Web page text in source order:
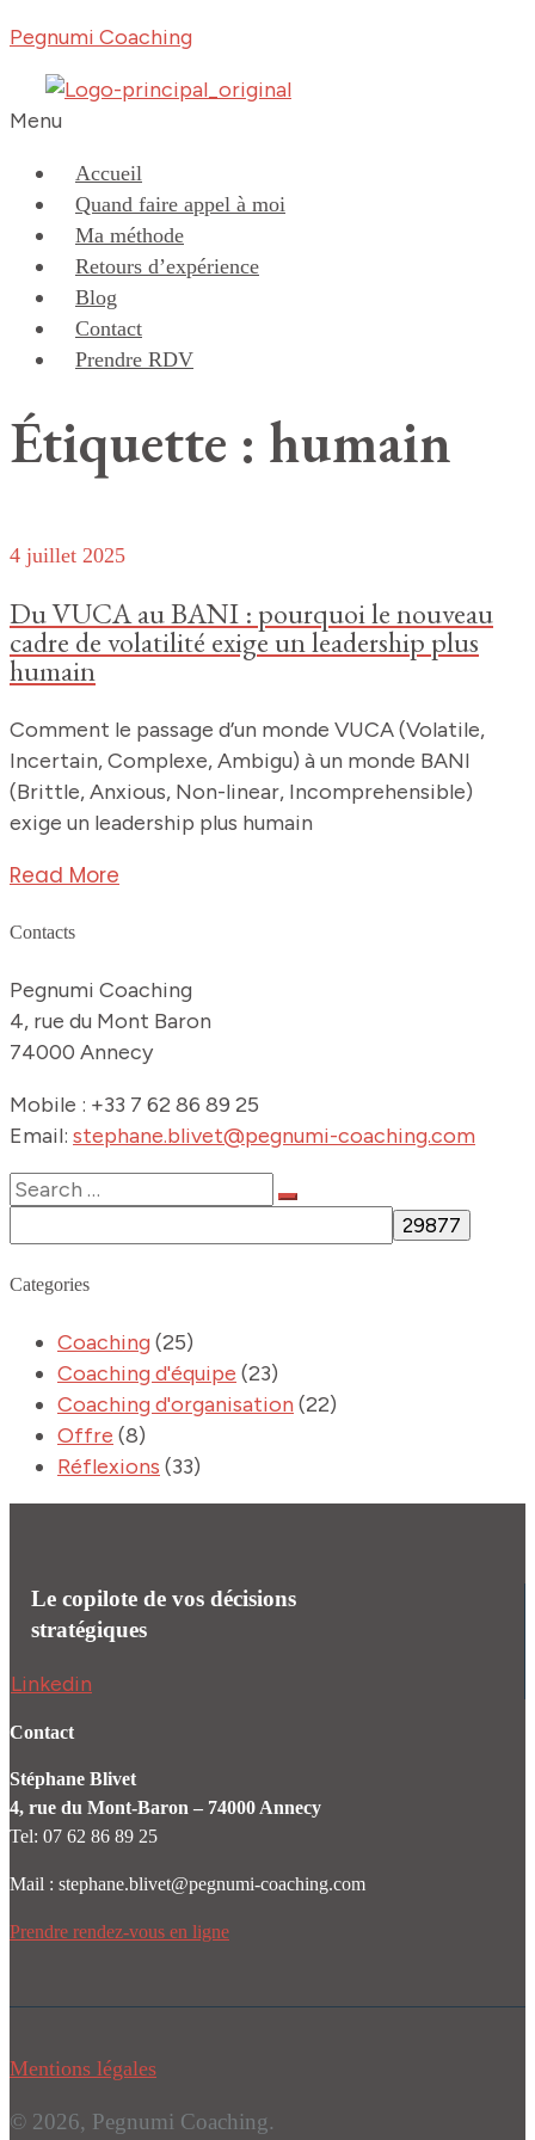
Pegnumi Coaching
Menu
Accueil
Quand faire appel à moi
Ma méthode
Retours d’expérience
Blog
Contact
Prendre RDV
Étiquette : humain
4 juillet 2025
Du VUCA au BANI : pourquoi le nouveau
cadre de volatilité exige un leadership plus
humain
Comment le passage d’un monde VUCA (Volatile,
Incertain, Complexe, Ambigu) à un monde BANI
(Brittle, Anxious, Non-linear, Incomprehensible)
exige un leadership plus humain
Read More
Contacts
Pegnumi Coaching
4, rue du Mont Baron
74000 Annecy
Mobile : +33 7 62 86 89 25
Email: stephane.blivet@pegnumi-coaching.com
Categories
Coaching(25)
Coaching d'équipe (23)
Coaching d'organisation(22)
Offre (8)
Réflexions (33)
Le copilote de vos décisions
stratégiques
Linkedin
Contact
Stéphane Blivet
4, rue du Mont-Baron – 74000 Annecy
Tel: 07 62 86 89 25
Mail : stephane.blivet@pegnumi-coaching.com
Prendre rendez-vous en ligne
Mentions légales
© 2026, Pegnumi Coaching.